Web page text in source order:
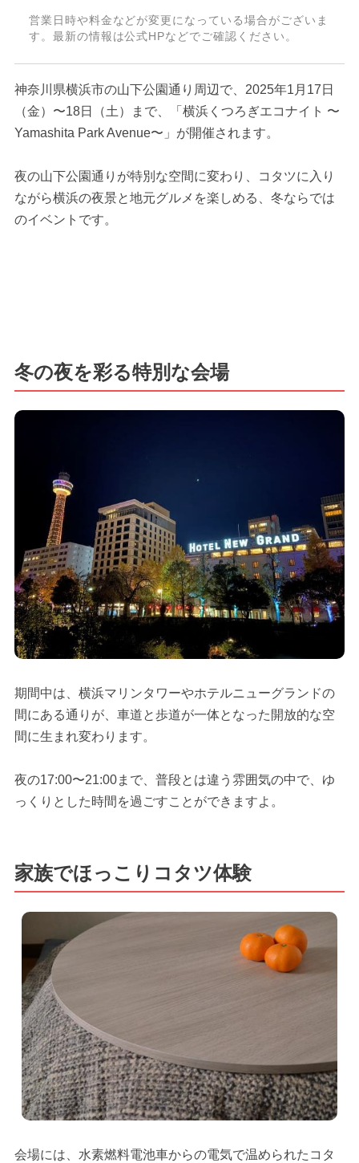
営業日時や料金などが変更になっている場合がございま
す。最新の情報は公式HPなどでご確認ください。
神奈川県横浜市の山下公園通り周辺で、2025年1月17日
（金）〜18日（土）まで、「横浜くつろぎエコナイト 〜
Yamashita Park Avenue〜」が開催されます。
夜の山下公園通りが特別な空間に変わり、コタツに入り
ながら横浜の夜景と地元グルメを楽しめる、冬ならでは
のイベントです。
冬の夜を彩る特別な会場
期間中は、横浜マリンタワーやホテルニューグランドの
間にある通りが、車道と歩道が一体となった開放的な空
間に生まれ変わります。
夜の17:00〜21:00まで、普段とは違う雰囲気の中で、ゆ
っくりとした時間を過ごすことができますよ。
家族でほっこりコタツ体験
会場には、水素燃料電池車からの電気で温められたコタ